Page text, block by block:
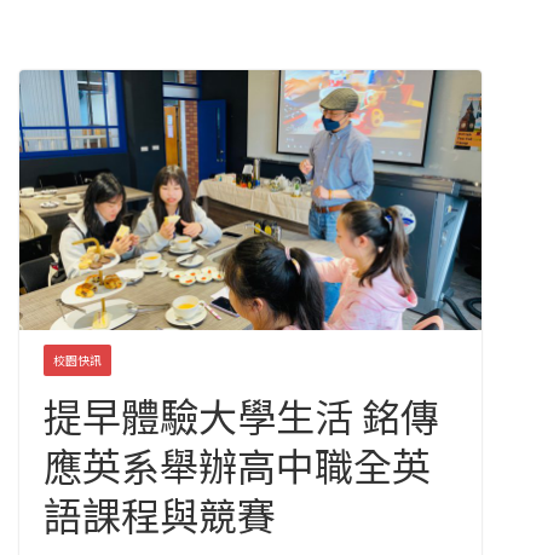
校園快訊
提早體驗大學生活 銘傳
應英系舉辦高中職全英
語課程與競賽